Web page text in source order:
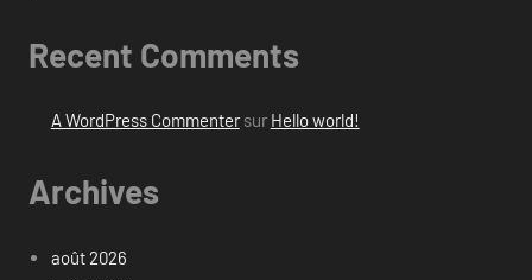
Recent Comments
A WordPress Commentersur Hello world!
Archives
août 2026